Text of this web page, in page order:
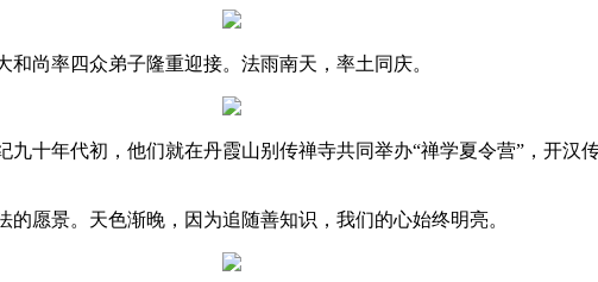
尚率四众弟子隆重迎接。法雨南天，率土同庆。
年代初，他们就在丹霞山别传禅寺共同举办“禅学夏令营”，开汉
景。天色渐晚，因为追随善知识，我们的心始终明亮。